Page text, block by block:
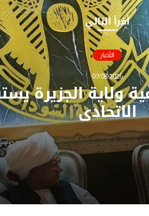
أقرأ التالي
الأخبار
07/08/2026
ولاية الجزيرة
الاتحادي
الوزير الاتحادي